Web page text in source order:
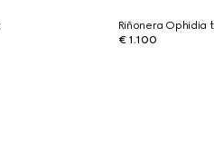
Riñonera Ophidia
€ 1.100